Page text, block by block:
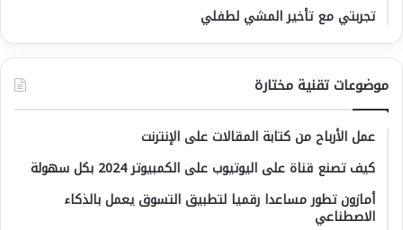
تجربتي مع تأخير المشي لطفلي
موضوعات تقنية مختارة
عمل الأرباح من كتابة المقالات على الإنترنت
كيف تصنع قناة على اليوتيوب على الكمبيوتر 2024 بكل سهولة
أمازون تطور مساعدا رقميا لتطبيق التسوق يعمل بالذكاء
الاصطناعي